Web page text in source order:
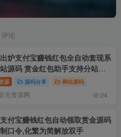
评论
炉支付宝赚钱红包全自动套现系
源码 赏金红包助手支持分站和
入
源 源码分享 网站源码
光资源网 24
付宝赚钱红包自动领取赏金源码
口令,化繁为简解放双手